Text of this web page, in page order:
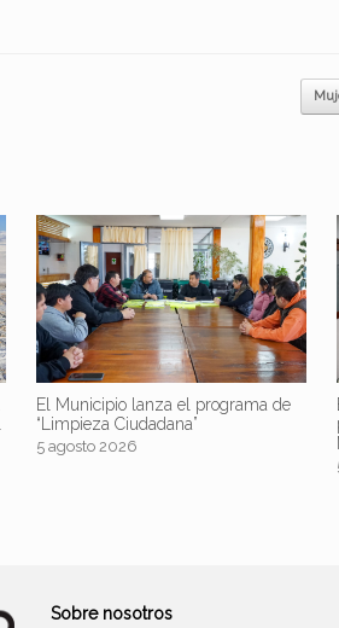
El Municipio lanza el programa de
“Limpieza Ciudadana”
5 agosto 2026
Sobre nosotros